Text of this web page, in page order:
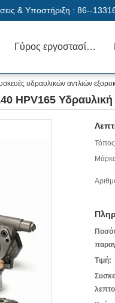
& Υποστήριξη : 86--
Γύρος εργοστασίων
υδραυλικών αντλιών
HPV165
Τιμή: